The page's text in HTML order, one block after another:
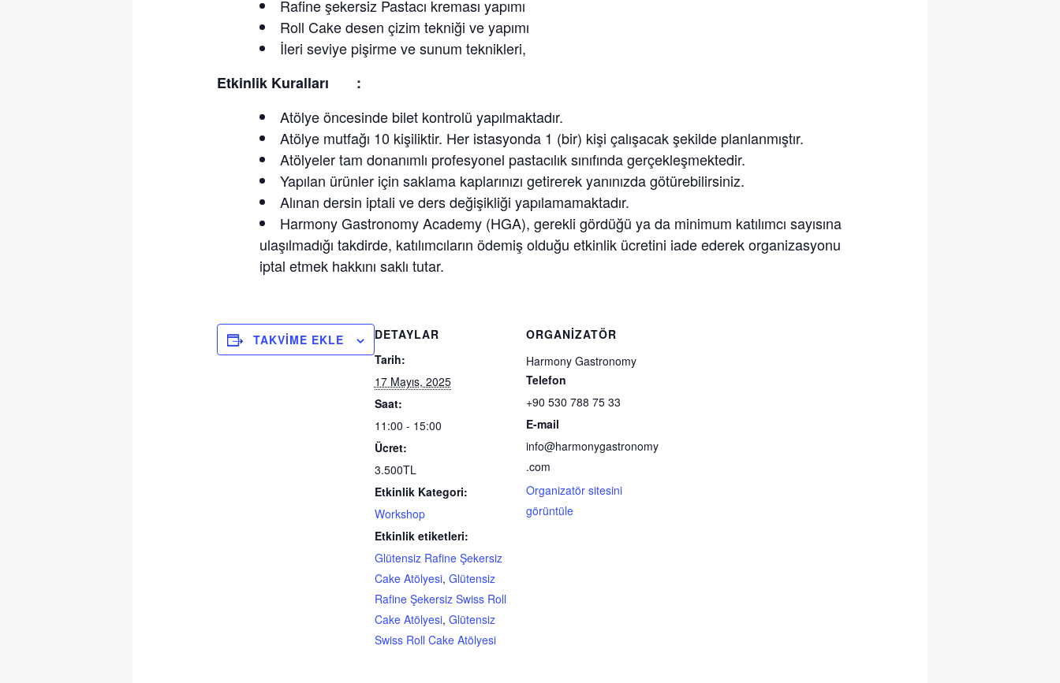
Rafine şekersiz Pastacı kreması yapımı
Roll Cake desen çizim tekniği ve yapımı
İleri seviye pişirme ve sunum teknikleri,
Etkinlik Kuralları :
Atölye öncesinde bilet kontrolü yapılmaktadır.
Atölye mutfağı 10 kişiliktir. Her istasyonda 1 (bir) kişi çalışacak şekilde planlanmıştır.
Atölyeler tam donanımlı profesyonel pastacılık sınıfında gerçekleşmektedir.
Yapılan ürünler için saklama kaplarınızı getirerek yanınızda götürebilirsiniz.
Alınan dersin iptali ve ders değişikliği yapılamamaktadır.
Harmony Gastronomy Academy (HGA), gerekli gördüğü ya da minimum katılımcı sayısına
ulaşılmadığı takdirde, katılımcıların ödemiş olduğu etkinlik ücretini iade ederek organizasyonu
iptal etmek hakkını saklı tutar.
TAKVIME EKLE
DETAYLAR
Tarih:
17 Mayıs, 2025
Saat:
11:00 - 15:00
Ücret:
3.500TL
Etkinlik Kategori:
Workshop
Etkinlik etiketleri:
Glütensiz Rafine Şekersiz
Cake Atölyesi, Glütensiz
Rafine Şekersiz Swiss Roll
Cake Atölyesi, Glütensiz
Swiss Roll Cake Atölyesi
ORGANIZATÖR
Harmony Gastronomy
Telefon
+90 530 788 75 33
E-mail
info@harmonygastronomy
.com
Organizatör sitesini
görüntüle